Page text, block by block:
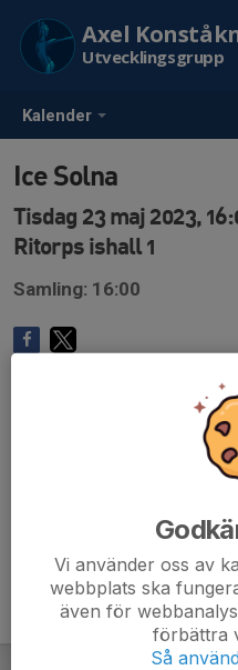
Kalender
Axel
Utvecklingsgrupp
Ice Solna
Tisdag 23 maj 2023,
Ritorps ishall 1
Samling: 16:00
Vi använder oss av
webbplats ska
även för
förbättra
Så